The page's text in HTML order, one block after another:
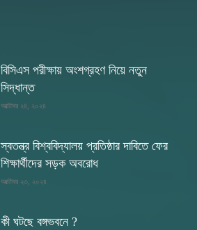
বিসিএস পরীক্ষায় অংশগ্রহণ নিয়ে নতুন
সিদ্ধান্ত
অক্টোবর ২৪, ২০২৪
স্বতন্ত্র বিশ্ববিদ্যালয় প্রতিষ্ঠার দাবিতে ফের
শিক্ষার্থীদের সড়ক অবরোধ
অক্টোবর ২৩, ২০২৪
কী ঘটছে বঙ্গভবনে ?